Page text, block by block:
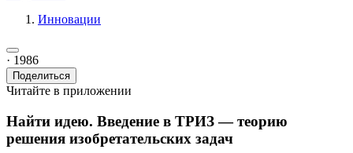
Инновации
· 1986
Поделиться
Читайте в приложении
Найти идею. Введение в ТРИЗ — теорию
решения изобретательских задач